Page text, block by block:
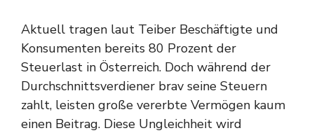
Aktuell tragen laut Teiber Beschäftigte und
Konsumenten bereits 80 Prozent der
Steuerlast in Österreich. Doch während der
Durchschnittsverdiener brav seine Steuern
zahlt, leisten große vererbte Vermögen kaum
einen Beitrag. Diese Ungleichheit wird